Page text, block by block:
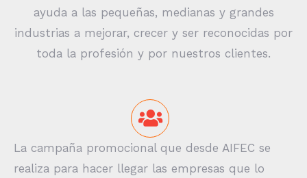
ayuda a las pequeñas, medianas y grandes
industrias a mejorar, crecer y ser reconocidas por
toda la profesión y por nuestros clientes.
La campaña promocional que desde AIFEC se
realiza para hacer llegar las empresas que lo